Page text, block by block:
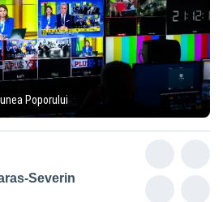
Poporului
Severin